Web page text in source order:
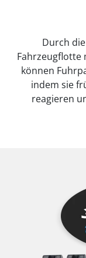
Durch
Fahrzeugflotte
können
indem sie
reagieren